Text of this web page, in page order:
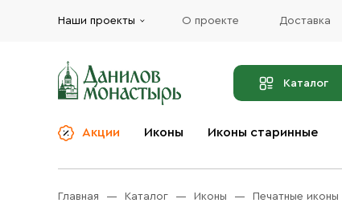
Наши проекты О проекте Доставка
Каталог
Акции Иконы Иконы старинные
Церковная утварь
Бренды
Главная Каталог Иконы Печатные иконы